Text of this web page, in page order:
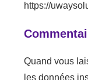
https://
Quand vous
les données